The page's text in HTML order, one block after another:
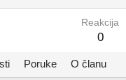
Reakcija
0
Poruke O članu